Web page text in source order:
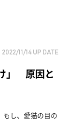
2022/11/14 UP DATE
」 原因と
もし、愛猫の目の